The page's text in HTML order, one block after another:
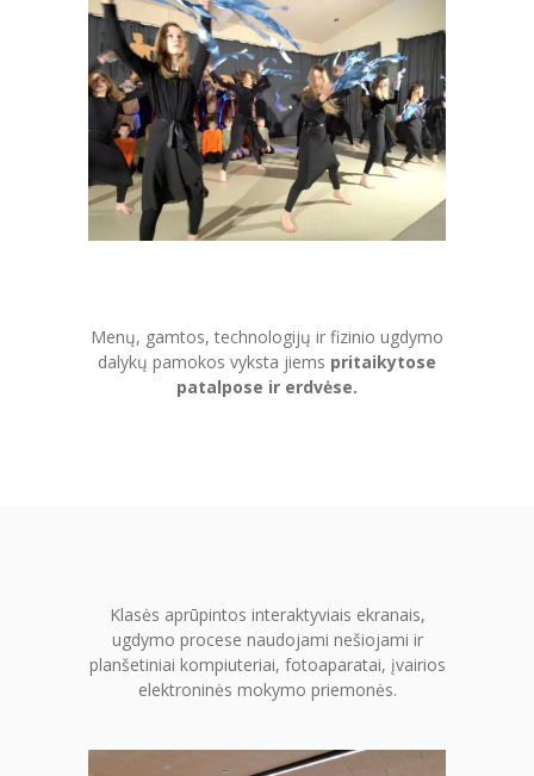
PRADINĖ MOKYKLA
-- PRADINUKO DIENA
-- MOKYKLOS APLINKA
-- MAITINIMAS
-- MOKYMOSI PASIEKIMAI
PAGRINDINĖ MOKYKLA
-- DOKUMENTAI
-- KAINA
KONTAKTAI
Menų, gamtos, technologijų ir fizinio ugdymo
dalykų pamokos vyksta jiems pritaikytose
patalpose ir erdvėse.
Klasės aprūpintos interaktyviais ekranais,
ugdymo procese naudojami nešiojami ir
planšetiniai kompiuteriai, fotoaparatai, įvairios
elektroninės mokymo priemonės.